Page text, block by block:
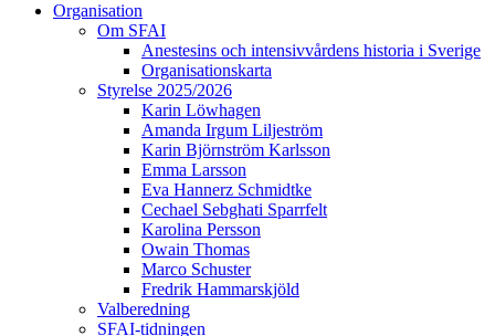
Organisation
Om SFAI
Anestesins och intensivvårdens historia i Sverige
Organisationskarta
Styrelse 2025/2026
Karin Löwhagen
Amanda Irgum Liljeström
Karin Björnström Karlsson
Emma Larsson
Eva Hannerz Schmidtke
Cechael Sebghati Sparrfelt
Karolina Persson
Owain Thomas
Marco Schuster
Fredrik Hammarskjöld
Valberedning
SFAI-tidningen